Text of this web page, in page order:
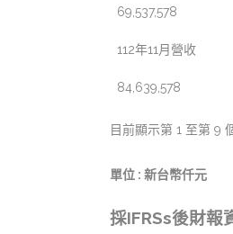
69,537,578
112年11月營收
84,639,578
目前顯示第 1 至第 9
單位 : 新台幣仟元
採IFRSs後財報